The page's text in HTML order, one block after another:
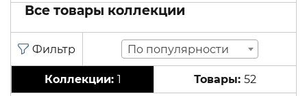
Все товары коллекции
По популярности
1 52